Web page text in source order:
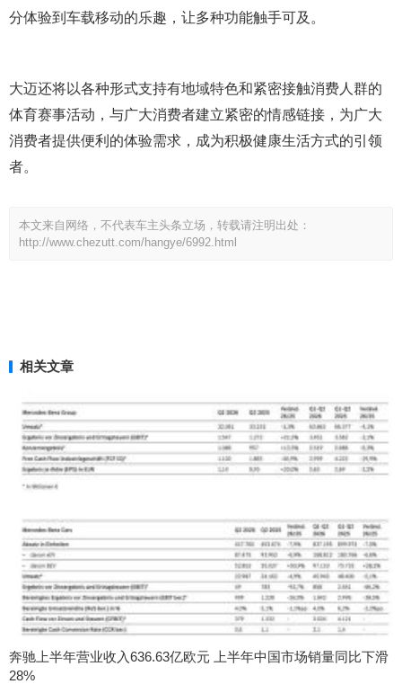
分体验到车载移动的乐趣，让多种功能触手可及。
大迈还将以各种形式支持有地域特色和紧密接触消费人群的
体育赛事活动，与广大消费者建立紧密的情感链接，为广大
消费者提供便利的体验需求，成为积极健康生活方式的引领
者。
本文来自网络，不代表车主头条立场，转载请注明出处：
http://www.chezutt.com/hangye/6992.html
相关文章
奔驰上半年营业收入636.63亿欧元 上半年中国市场销量同比下滑
28%